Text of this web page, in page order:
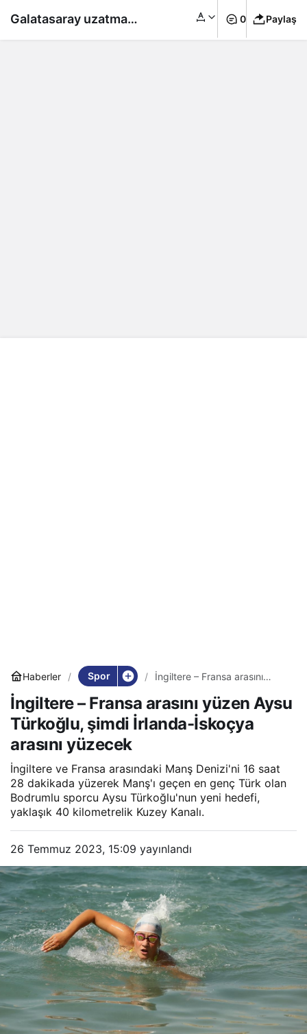
Haberler Spor
İngiltere – Fransa arasını
İrlanda-İskoçya arasını
yüzecek
İngiltere – Fransa arasını yüzen Aysu
Türkoğlu, şimdi İrlanda-İskoçya
arasını yüzecek
İngiltere ve Fransa arasındaki Manş Denizi'ni 16 saat
28 dakikada yüzerek Manş'ı geçen en genç Türk olan
Bodrumlu sporcu Aysu Türkoğlu'nun yeni hedefi,
yaklaşık 40 kilometrelik Kuzey Kanalı.
26 Temmuz 2023, 15:09 yayınlandı
Galatasaray uzatmada 0 Paylaş